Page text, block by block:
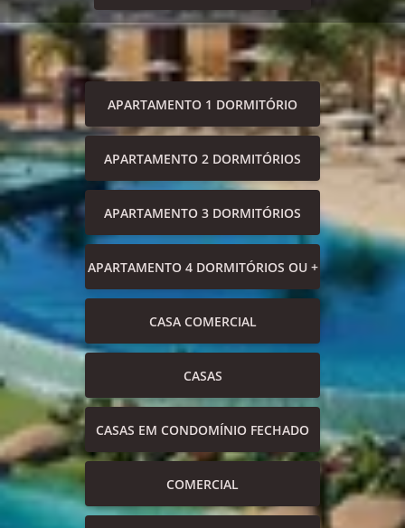
APARTAMENTO 1 DORMITÓRIO
APARTAMENTO 2 DORMITÓRIOS
APARTAMENTO 3 DORMITÓRIOS
APARTAMENTO 4 DORMITÓRIOS OU +
CASA COMERCIAL
CASAS
CASAS EM CONDOMÍNIO FECHADO
COMERCIAL